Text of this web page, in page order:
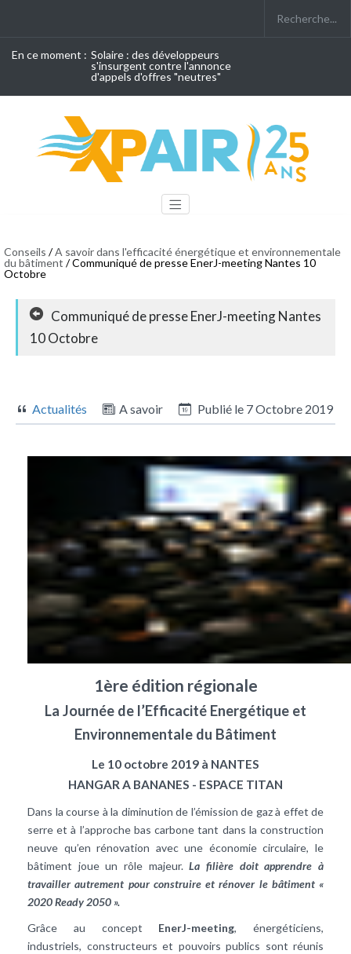
En ce moment : Solaire : des développeurs
s'insurgent contre l'annonce
d'appels d'offres "neutres"
Conseils /A savoir dans l'efficacité énergétique et environnementale
du bâtiment / Communiqué de presse EnerJ-meeting Nantes 10
Octobre
Communiqué de presse EnerJ-meeting Nantes
10 Octobre
Actualités A savoir Publié le 7 Octobre 2019
1ère édition régionale
La Journée de l’Efficacité Energétique et
Environnementale du Bâtiment
Le 10 octobre 2019 à NANTES
HANGAR A BANANES - ESPACE TITAN
Dans la course à la diminution de l’émission de gaz à effet de
serre et à l’approche bas carbone tant dans la construction
neuve qu’en rénovation avec une économie circulaire, le
bâtiment joue un rôle majeur.La filière doit apprendre à
travailler autrement pour construire et rénover le bâtiment «
2020 Ready 2050 ».
Grâce au concept EnerJ-meeting, énergéticiens,
industriels, constructeurs et pouvoirs publics sont réunis